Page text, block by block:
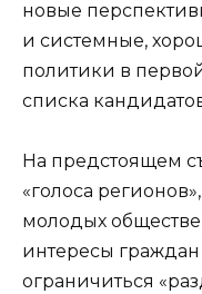
новые
и системные,
политики в
списка
На предстоящем
«голоса
молодых
интересы граждан
ограничиться